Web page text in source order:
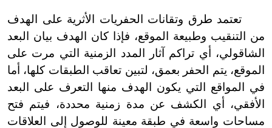
تعتمد طرق وتقانات الحفريات الأثرية على الهدف
من التنقيب وطبيعة الموقع، فإذا كان الهدف بيان البعد
الشاقولي، أي تراكم آثار المدد الزمنية التي مرت على
الموقع، يتم الحفر بعمق، لتبين تعاقب الطبقات كلها، أما
في المواقع التي يكون الهدف منها التعرف على البعد
الأفقي، أي الكشف عن مدة زمنية محددة، فيتم فتح
مساحات واسعة في طبقة معينة للوصول إلى العلاقات